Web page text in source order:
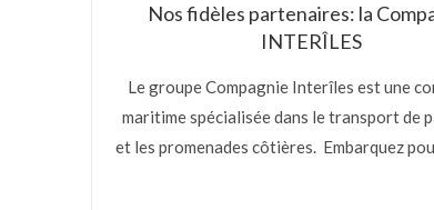
Nos fidèles partenaires: la
INTERÎLES
Le groupe Compagnie Interîles est une
maritime spécialisée dans le transport de
et les promenades côtières. Embarquez